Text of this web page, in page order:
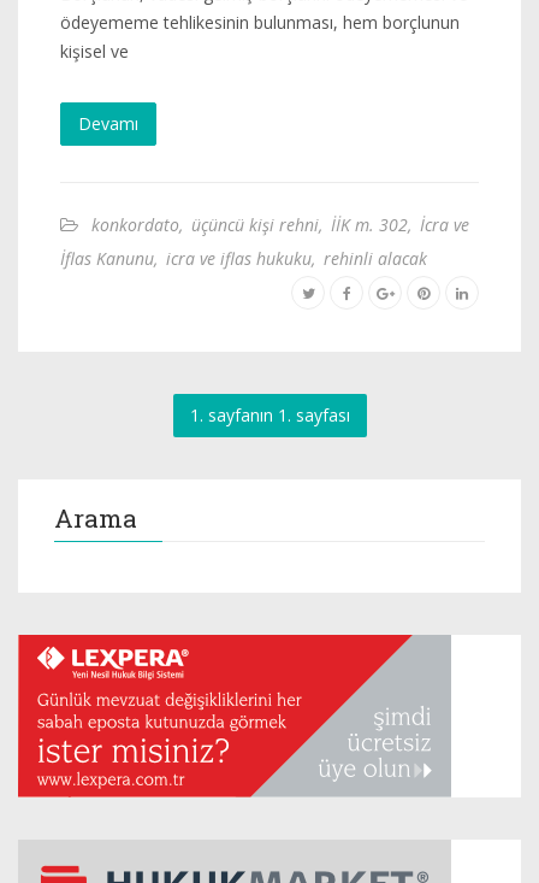
ödeyememe tehlikesinin bulunması, hem borçlunun
kişisel ve
Devamı
konkordato, üçüncü kişi rehni, İİK m. 302, İcra ve
İflas Kanunu, icra ve iflas hukuku, rehinli alacak
1. sayfanın 1. sayfası
Arama